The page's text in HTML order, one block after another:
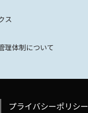
ス
理体制について
プライバシーポリシー